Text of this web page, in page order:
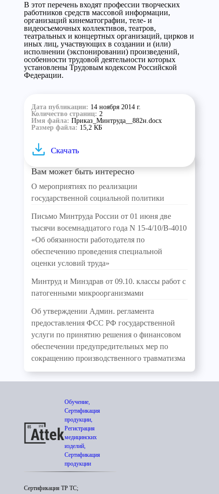
В этот перечень входят профессии творческих
работников средств массовой информации,
организаций кинематографии, теле- и
видеосъемочных коллективов, театров,
театральных и концертных организаций, цирков и
иных лиц, участвующих в создании и (или)
исполнении (экспонировании) произведений,
особенности трудовой деятельности которых
установлены Трудовым кодексом Российской
Федерации.
Дата публикации: 14 ноября 2014 г.
Количество страниц: 2
Имя файла: Приказ_Минтруда__882н.docx
Размер файла: 15,2 КБ
Скачать
Вам может быть интересно
О мероприятиях по реализации
государственной социальной политики
Письмо Минтруда России от 01 июня две
тысячи восемнадцатого года N 15-4/10/В-4010
«Об обязанности работодателя по
обеспечению проведения специальной
оценки условий труда»
Минтруд и Минздрав от 09.10. классы работ с
патогенными микроорганизмами
Об утверждении Админ. регламента
предоставления ФСС РФ государственной
услуги по принятию решения о финансовом
обеспечении предупредительных мер по
сокращению производственного травматизма
Обучение,
Сертификация
продукции,
Регистрация
медицинских
изделий,
Сертификация
продукции
Сертификация ТР ТС;